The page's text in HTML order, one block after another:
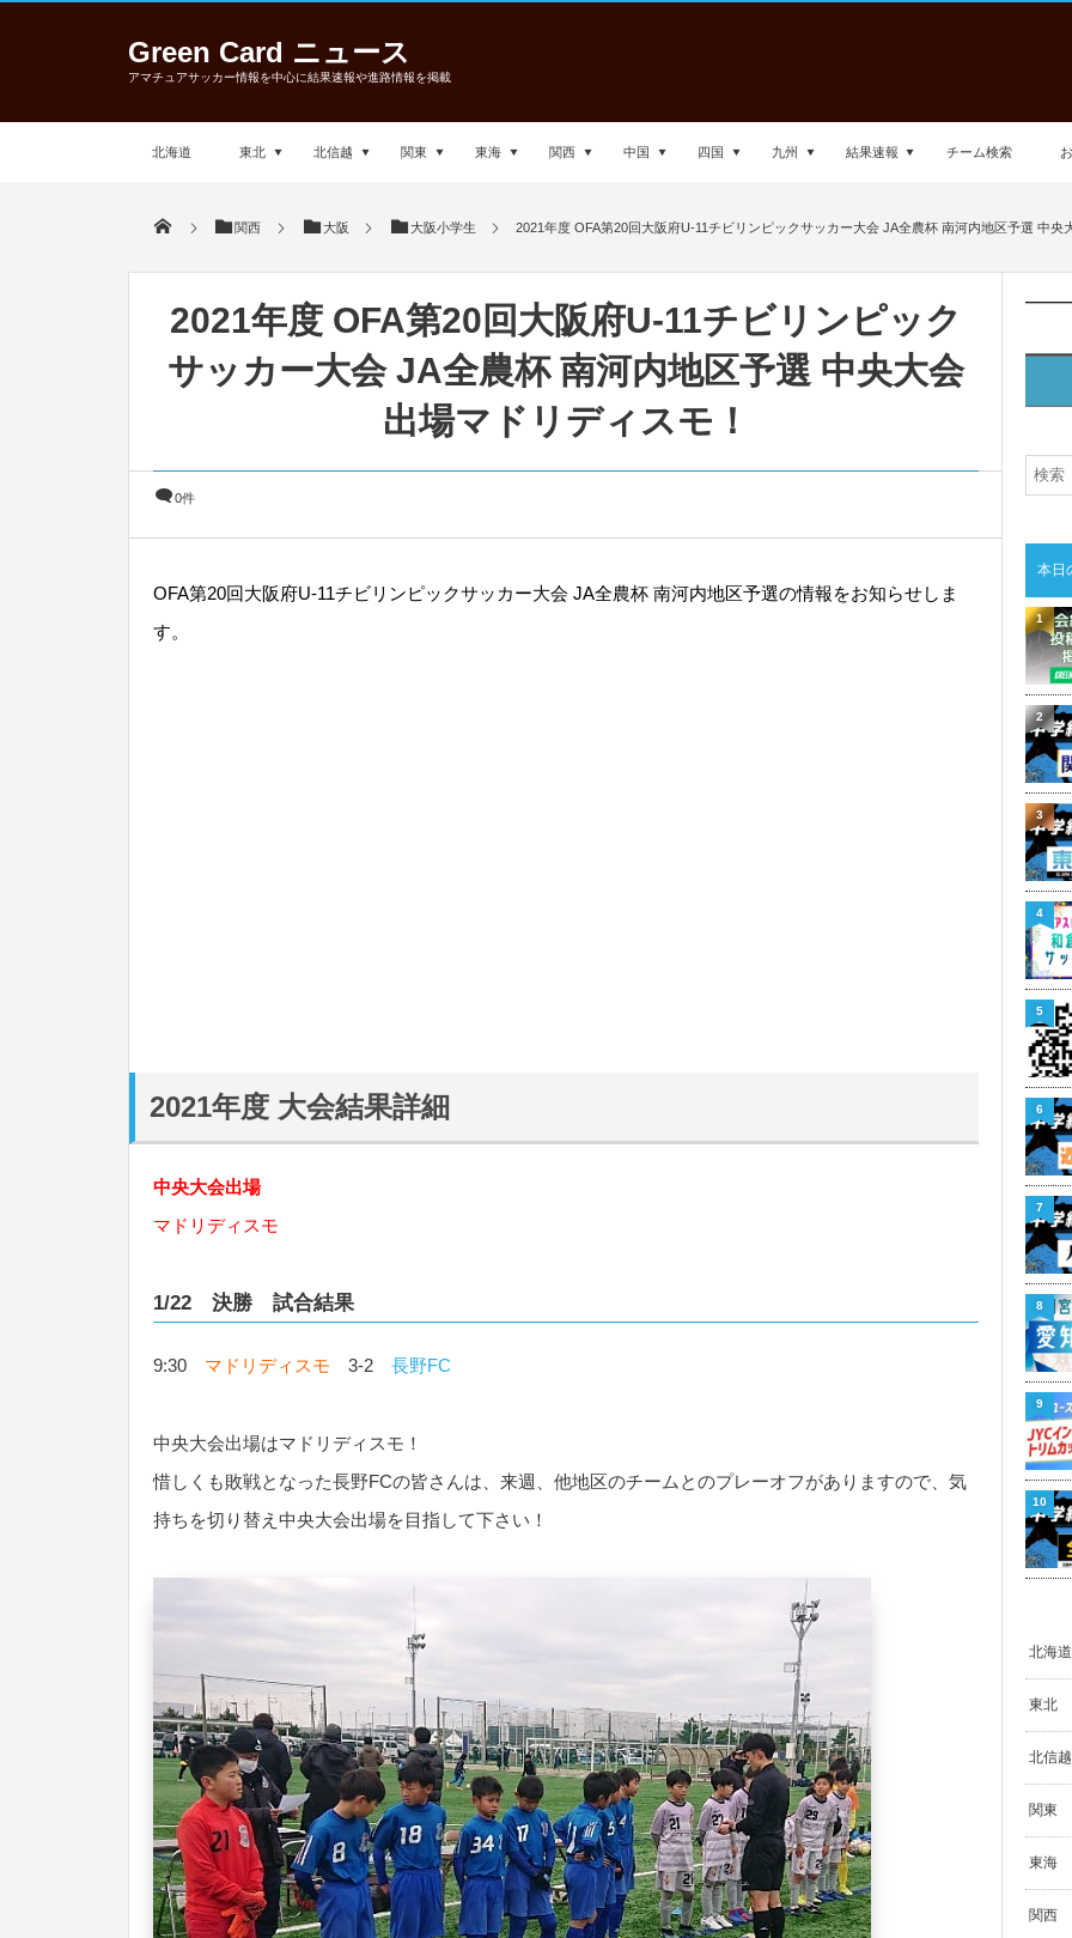
Green Card ニュース
アマチュアサッカー情報を中心に結果速報や進路情報を掲載
北海道 東北 北信越 関東 東海 関西 中国 四国 九州 結果速報 チーム検索
関西 大阪 大阪小学生 2021年度 OFA第20回大阪府U-11チビリンピックサッカー大会 JA全農杯 南河内地区予選 中央
2021年度 OFA第20回大阪府U-11チビリンピック
サッカー大会 JA全農杯 南河内地区予選 中央大会
出場マドリディスモ！
0件
OFA第20回大阪府U-11チビリンピックサッカー大会 JA全農杯 南河内地区予選の情報をお知らせしま
す。
2021年度 大会結果詳細
中央大会出場
マドリディスモ
1/22 決勝 試合結果
9:30 マドリディスモ 3-2 長野FC
中央大会出場はマドリディスモ！
惜しくも敗戦となった長野FCの皆さんは、来週、他地区のチームとのプレーオフがありますので、気
持ちを切り替え中央大会出場を目指して下さい！
本日
1
2
3
4
5
6
7
8
9
10
北海道
東北
北信越
関東
東海
関西